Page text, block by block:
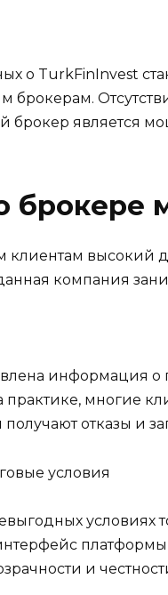
о TurkFinInvest
брокер является
брокере
клиентам высокий
компания
информация о
многие
отказы и
условия
и